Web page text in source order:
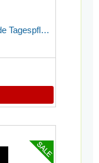
AVENE DermAbsolu Festigende Tagespflege